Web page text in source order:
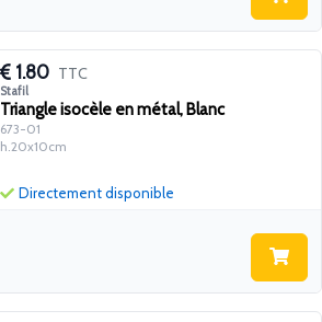
1.80 TTC
Stafil
Triangle isocèle en métal, Blanc
673-01
h.20x10cm
Directement disponible